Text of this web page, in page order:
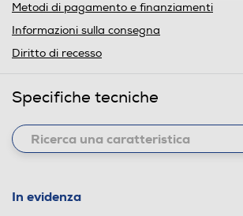
Metodi di pagamento e finanziamenti
Informazioni sulla consegna
Diritto di recesso
Specifiche tecniche
In evidenza